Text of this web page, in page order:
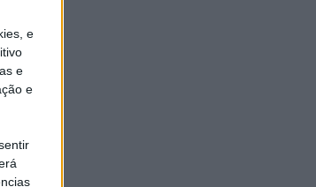
e
e
e